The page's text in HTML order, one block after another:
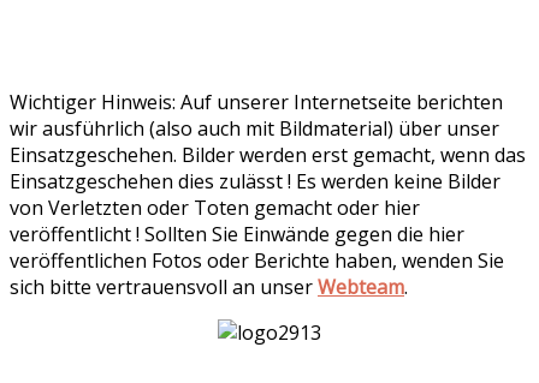
Wichtiger Hinweis: Auf unserer Internetseite berichten
wir ausführlich (also auch mit Bildmaterial) über unser
Einsatzgeschehen. Bilder werden erst gemacht, wenn das
Einsatzgeschehen dies zulässt ! Es werden keine Bilder
von Verletzten oder Toten gemacht oder hier
veröffentlicht ! Sollten Sie Einwände gegen die hier
veröffentlichen Fotos oder Berichte haben, wenden Sie
sich bitte vertrauensvoll an unserWebteam.